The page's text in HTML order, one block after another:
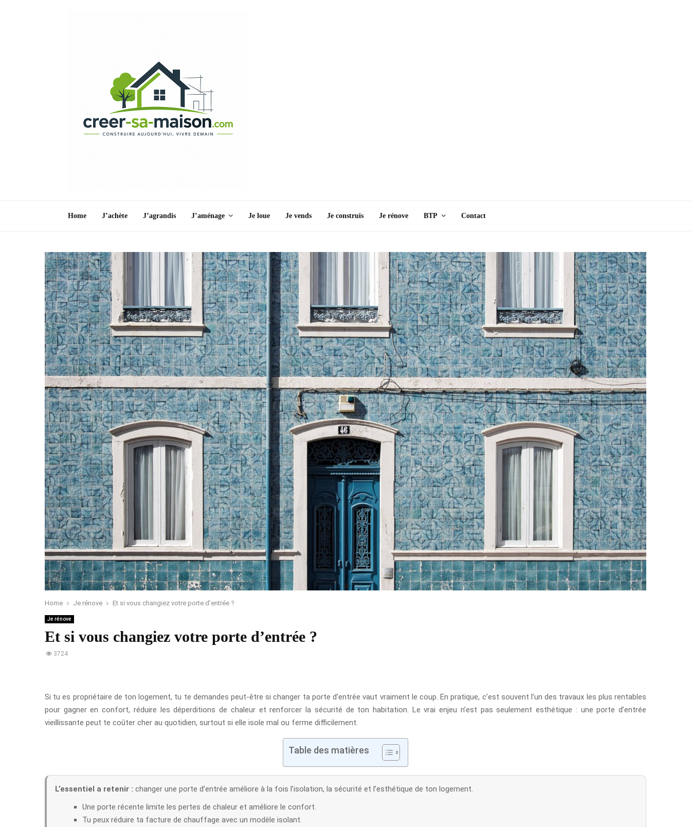
Home J’achète J’agrandis J’aménage Je loue Je vends Je construis Je rénove BTP Contact
Home Je rénove Et si vous changiez votre porte d’entrée ?
Je rénove
Et si vous changiez votre porte d’entrée ?
3724
Si tu es propriétaire de ton logement, tu te demandes peut-être si changer ta porte d’entrée vaut vraiment le coup. En pratique, c’est souvent l’un des travaux les plus rentables
pour gagner en confort, réduire les déperditions de chaleur et renforcer la sécurité de ton habitation. Le vrai enjeu n’est pas seulement esthétique : une porte d’entrée
vieillissante peut te coûter cher au quotidien, surtout si elle isole mal ou ferme difficilement.
Table des matières
L’essentiel a retenir : changer une porte d’entrée améliore à la fois l’isolation, la sécurité et l’esthétique de ton logement.
Une porte récente limite les pertes de chaleur et améliore le confort.
Tu peux réduire ta facture de chauffage avec un modèle isolant.